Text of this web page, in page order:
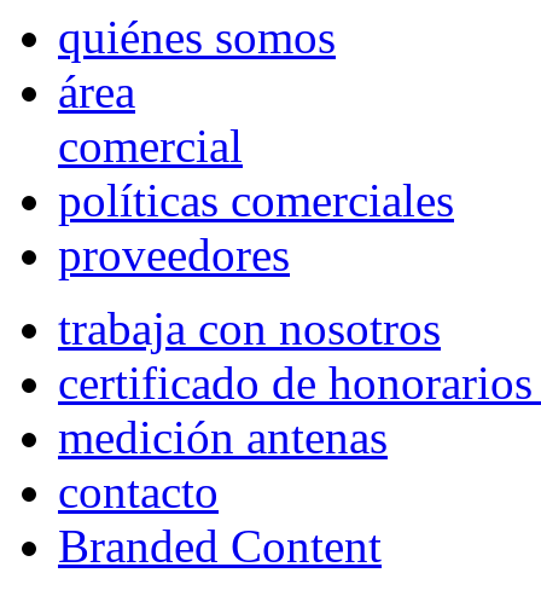
quiénes somos
área
comercial
políticas comerciales
proveedores
trabaja con nosotros
certificado de
medición antenas
contacto
Branded Content